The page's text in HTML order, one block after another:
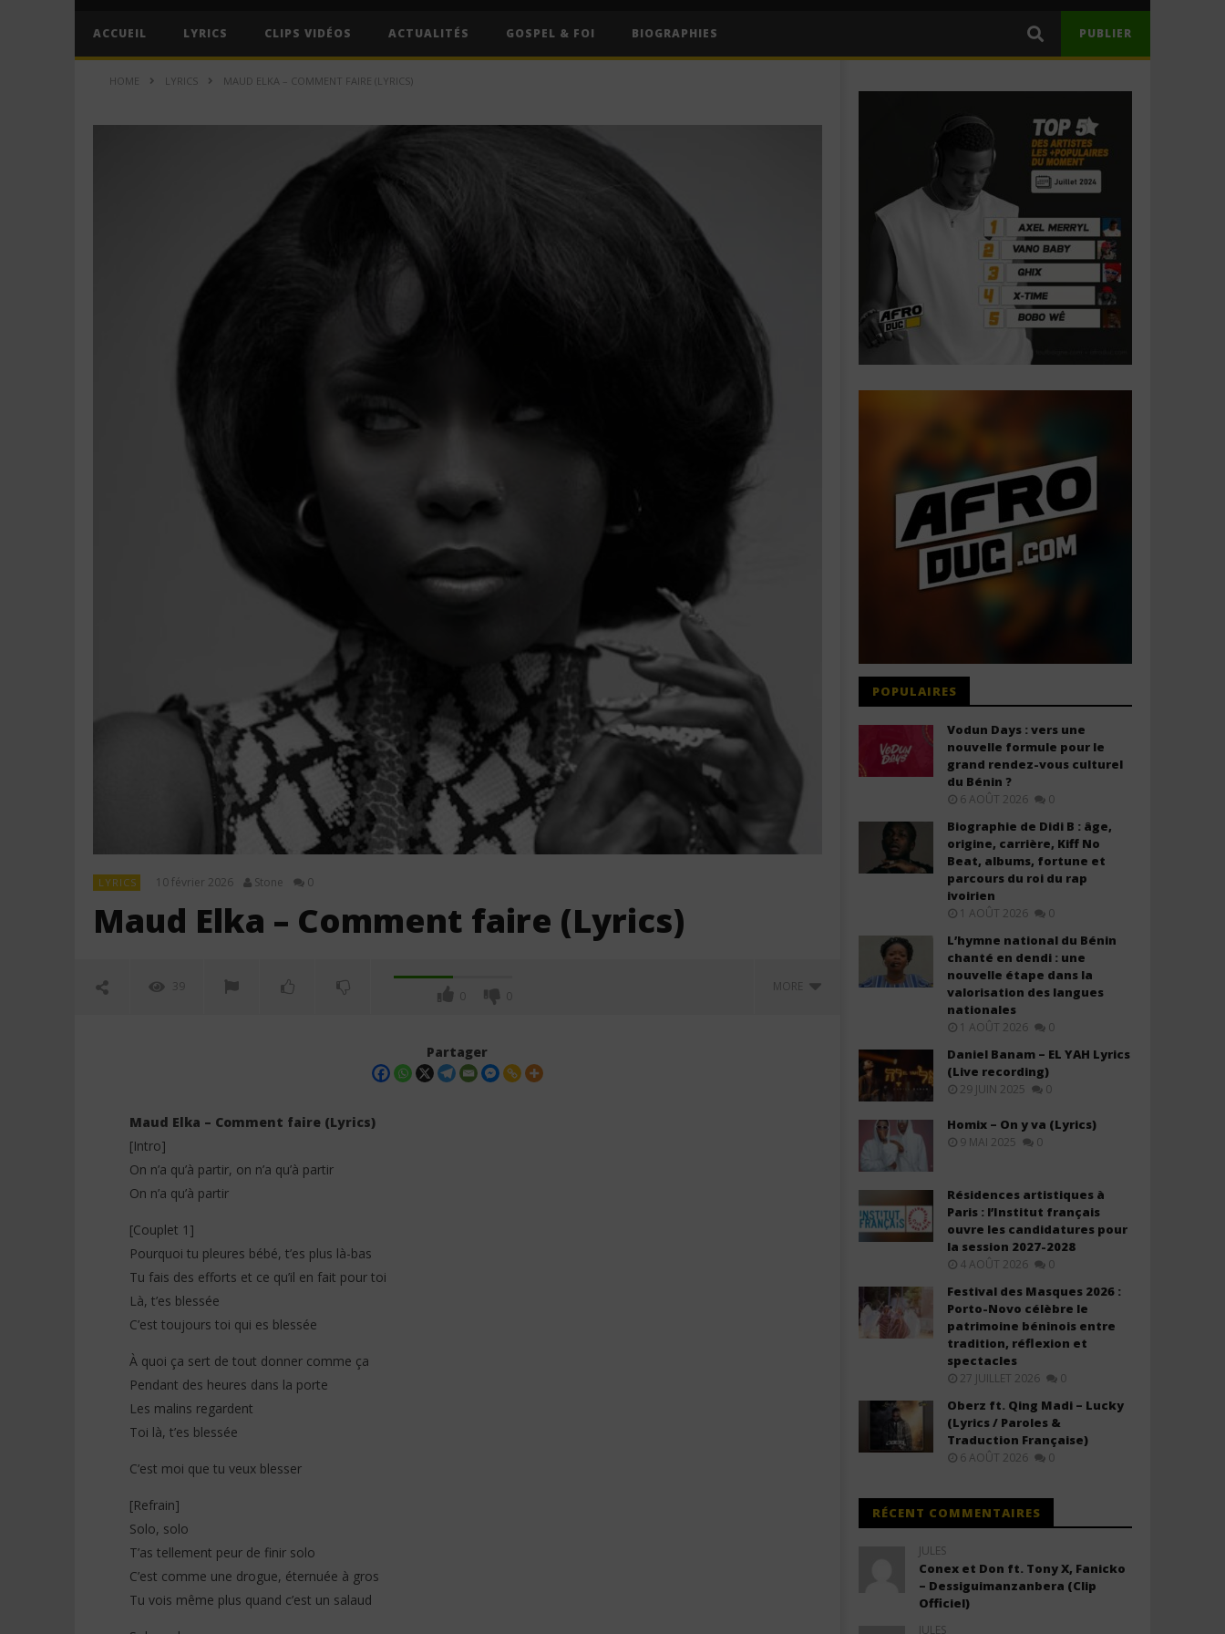
ACCUEIL LYRICS CLIPS VIDÉOS ACTUALITÉS GOSPEL & FOI BIOGRAPHIES PUBLIER
HOME LYRICS MAUD ELKA – COMMENT FAIRE (LYRICS)
LYRICS 10 février 2026 Stone 0
Maud Elka – Comment faire (Lyrics)
39
0 0
MORE
NOW VIEWING
(Lyrics)
février
2026
Stone
10
février
2026
Olivier Cheuwa ft. Claudy Siar –
Ne Laisse Personne (Lyrics)
Black M ft. Ariel Sheney
Descendre (Lyrics /
2026
Stone
Partager
Maud Elka – Comment faire (Lyrics)
[Intro]
On n’a qu’à partir, on n’a qu’à partir
On n’a qu’à partir
[Couplet 1]
Pourquoi tu pleures bébé, t’es plus là-bas
Tu fais des efforts et ce qu’il en fait pour toi
Là, t’es blessée
C’est toujours toi qui es blessée
À quoi ça sert de tout donner comme ça
Pendant des heures dans la porte
Les malins regardent
Toi là, t’es blessée
C’est moi que tu veux blesser
[Refrain]
Solo, solo
T’as tellement peur de finir solo
C’est comme une drogue, éternuée à gros
Tu vois même plus quand c’est un salaud
POPULAIRES
Vodun Days : vers une
nouvelle formule pour le
grand rendez-vous culturel
du Bénin ?
6 AOÛT 2026 0
Biographie de Didi B : âge,
origine, carrière, Kiff No
Beat, albums, fortune et
parcours du roi du rap
ivoirien
1 AOÛT 2026 0
L’hymne national du Bénin
chanté en dendi : une
nouvelle étape dans la
valorisation des langues
nationales
1 AOÛT 2026 0
Daniel Banam – EL YAH Lyrics
(Live recording)
29 JUIN 2025 0
Homix – On y va (Lyrics)
9 MAI 2025 0
Résidences artistiques à
Paris : l’Institut français
ouvre les candidatures pour
la session 2027-2028
4 AOÛT 2026 0
Festival des Masques 2026 :
Porto-Novo célèbre le
patrimoine béninois entre
tradition, réflexion et
spectacles
27 JUILLET 2026 0
Oberz ft. Qing Madi – Lucky
(Lyrics / Paroles &
Traduction Française)
6 AOÛT 2026 0
RÉCENT COMMENTAIRES
JULES
Conex et Don ft. Tony X, Fanicko
– Dessiguimanzanbera (Clip
Officiel)
JULES